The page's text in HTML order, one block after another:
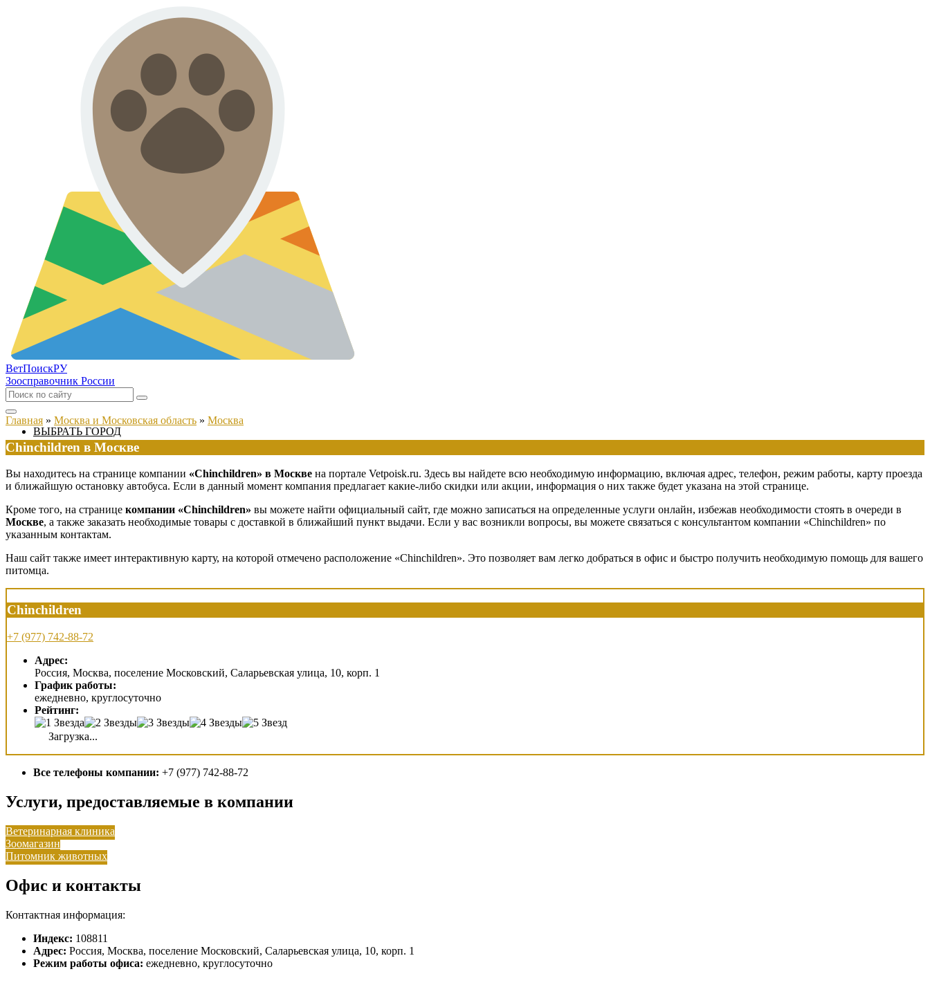
ВетПоискРУ
Зоосправочник России
ВЫБРАТЬ ГОРОД
Главная » Москва и Московская область » Москва
Chinchildren в Москве
Вы находитесь на странице компании «Chinchildren» в Москве на портале Vetpoisk.ru. Здесь вы найдете всю необходимую информацию, включая адрес, телефон, режим работы, карту проезда
и ближайшую остановку автобуса. Если в данный момент компания предлагает какие-либо скидки или акции, информация о них также будет указана на этой странице.
Кроме того, на странице компании «Chinchildren» вы можете найти официальный сайт, где можно записаться на определенные услуги онлайн, избежав необходимости стоять в очереди в
Москве, а также заказать необходимые товары с доставкой в ближайший пункт выдачи. Если у вас возникли вопросы, вы можете связаться с консультантом компании «Chinchildren» по
указанным контактам.
Наш сайт также имеет интерактивную карту, на которой отмечено расположение «Chinchildren». Это позволяет вам легко добраться в офис и быстро получить необходимую помощь для вашего
питомца.
Chinchildren
+7 (977) 742-88-72
Адрес:
Россия, Москва, поселение Московский, Саларьевская улица, 10, корп. 1
График работы:
ежедневно, круглосуточно
Рейтинг:
Загрузка...
Все телефоны компании: +7 (977) 742-88-72
Услуги, предоставляемые в компании
Ветеринарная клиника
Зоомагазин
Питомник животных
Офис и контакты
Контактная информация:
Индекс: 108811
Адрес: Россия, Москва, поселение Московский, Саларьевская улица, 10, корп. 1
Режим работы офиса: ежедневно, круглосуточно